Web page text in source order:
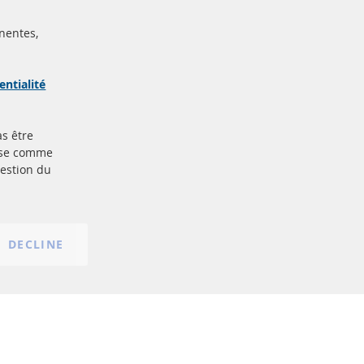
être
comme
du
DECLINE